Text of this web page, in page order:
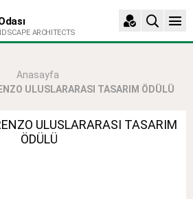
ARCHITECTS
Anasayfa
ULUSLARARASI TASARIM ÖDÜLÜ
ULUSLARARASI TASARIM
ÖDÜLÜ